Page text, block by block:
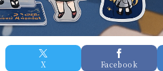
X Facebook